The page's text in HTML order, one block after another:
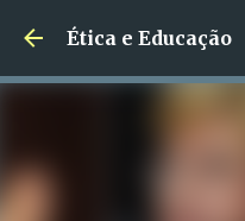
Pular para o
Ética e Educação